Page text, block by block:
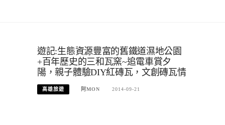
遊記:生態資源豐富的舊鐵道濕地公園
+百年歷史的三和瓦窯~追電車賞夕
陽，親子體驗DIY紅磚瓦，文創磚瓦情
高雄旅遊 阿MON 2014-09-21